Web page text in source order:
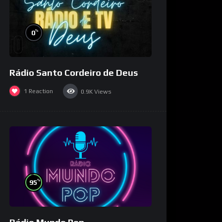
0%
Rádio Santo Cordeiro de Deus
1 Reaction 0.9K Views
95%